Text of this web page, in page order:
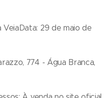
29 de maio de
774 - Água Branca,